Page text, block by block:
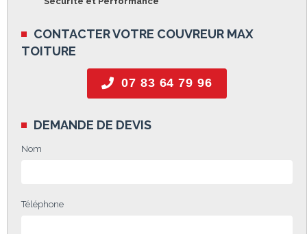
CONTACTER VOTRE COUVREUR MAX
TOITURE
07 83 64 79 96
DEMANDE DE DEVIS
Nom
Téléphone